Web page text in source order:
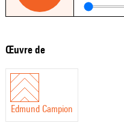
Œuvre de
Edmund Campion